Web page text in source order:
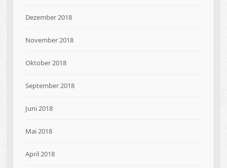
Dezember 2018
November 2018
Oktober 2018
September 2018
Juni 2018
Mai 2018
April 2018